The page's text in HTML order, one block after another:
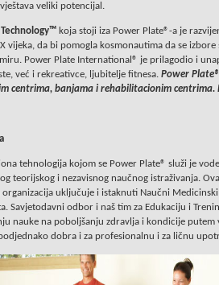
veliki potencijal.
koja stoji iza Power Plate®-a je
vijeka, da bi pomogla kosmonautima da se
Power Plate International® je prilagodio i
već i rekreativce, ljubitelje fitnesa. Power
centrima, banjama i rehabilitacionim centrima.
tehnologija kojom se Power Plate® služi je
teorijskog i nezavisnog naučnog istraživanja.
organizacija uključuje i istaknuti Naučni
Savjetodavni odbor i naš tim za Edukaciju i
nauke na poboljšanju zdravlja i kondicije putem
dobra i za profesionalnu i za ličnu